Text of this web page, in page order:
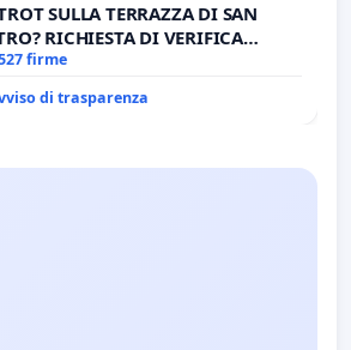
SULLA TERRAZZA DI SAN
RICHIESTA DI VERIFICA
SULLA GESTIONE DEL
GAMBETTI
firme
di trasparenza